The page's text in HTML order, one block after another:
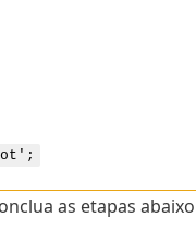
as etapas